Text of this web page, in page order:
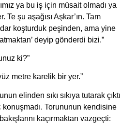
ya bu iş için müsait olmadı ya
şu aşağısı Aşkar’ın. Tam
koşturduk peşinden, ama yine
deyip gönderdi bizi.”
ki?”
metre karelik bir yer.”
elinden sıkı sıkıya tutarak çıktı
Torununun kendisine
kaçırmaktan vazgeçti: